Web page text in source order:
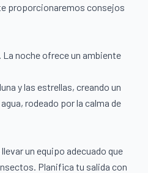
proporcionaremos consejos
noche ofrece un ambiente
y las estrellas, creando un
rodeado por la calma de
un equipo adecuado que
Planifica tu salida con